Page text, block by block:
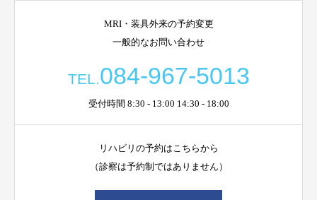
MRI・装具外来の予約変更
一般的なお問い合わせ
TEL.084-967-5013
受付時間 8:30 - 13:00 14:30 - 18:00
リハビリの予約はこちらから
（診察は予約制ではありません）